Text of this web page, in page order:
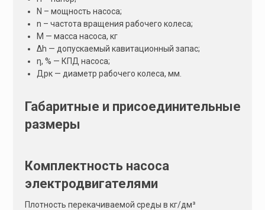
N – мощность насоса;
n – частота вращения рабочего колеса;
М — масса насоса, кг
Δh — допускаемый кавитационный запас;
η, % — КПД насоса;
Дрк — диаметр рабочего колеса, мм.
Габаритные и присоединительные
размеры
Комплектность насоса
электродвигателями
Плотность перекачиваемой среды в кг/дм³